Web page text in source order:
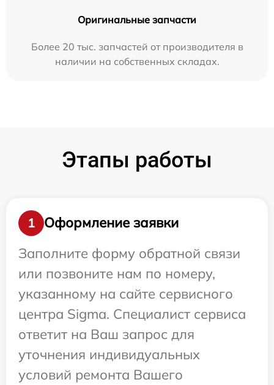
Оригинальные запчасти
Более 20 тыс. запчастей от производителя в
наличии на собственных складах.
Этапы работы
1
Оформление заявки
Заполните форму обратной связи
или позвоните нам по номеру,
указанному на сайте сервисного
центра Sigma. Специалист сервиса
ответит на Ваш запрос для
уточнения индивидуальных
условий ремонта Вашего